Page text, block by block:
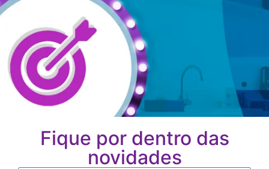
Fique por dentro das
novidades